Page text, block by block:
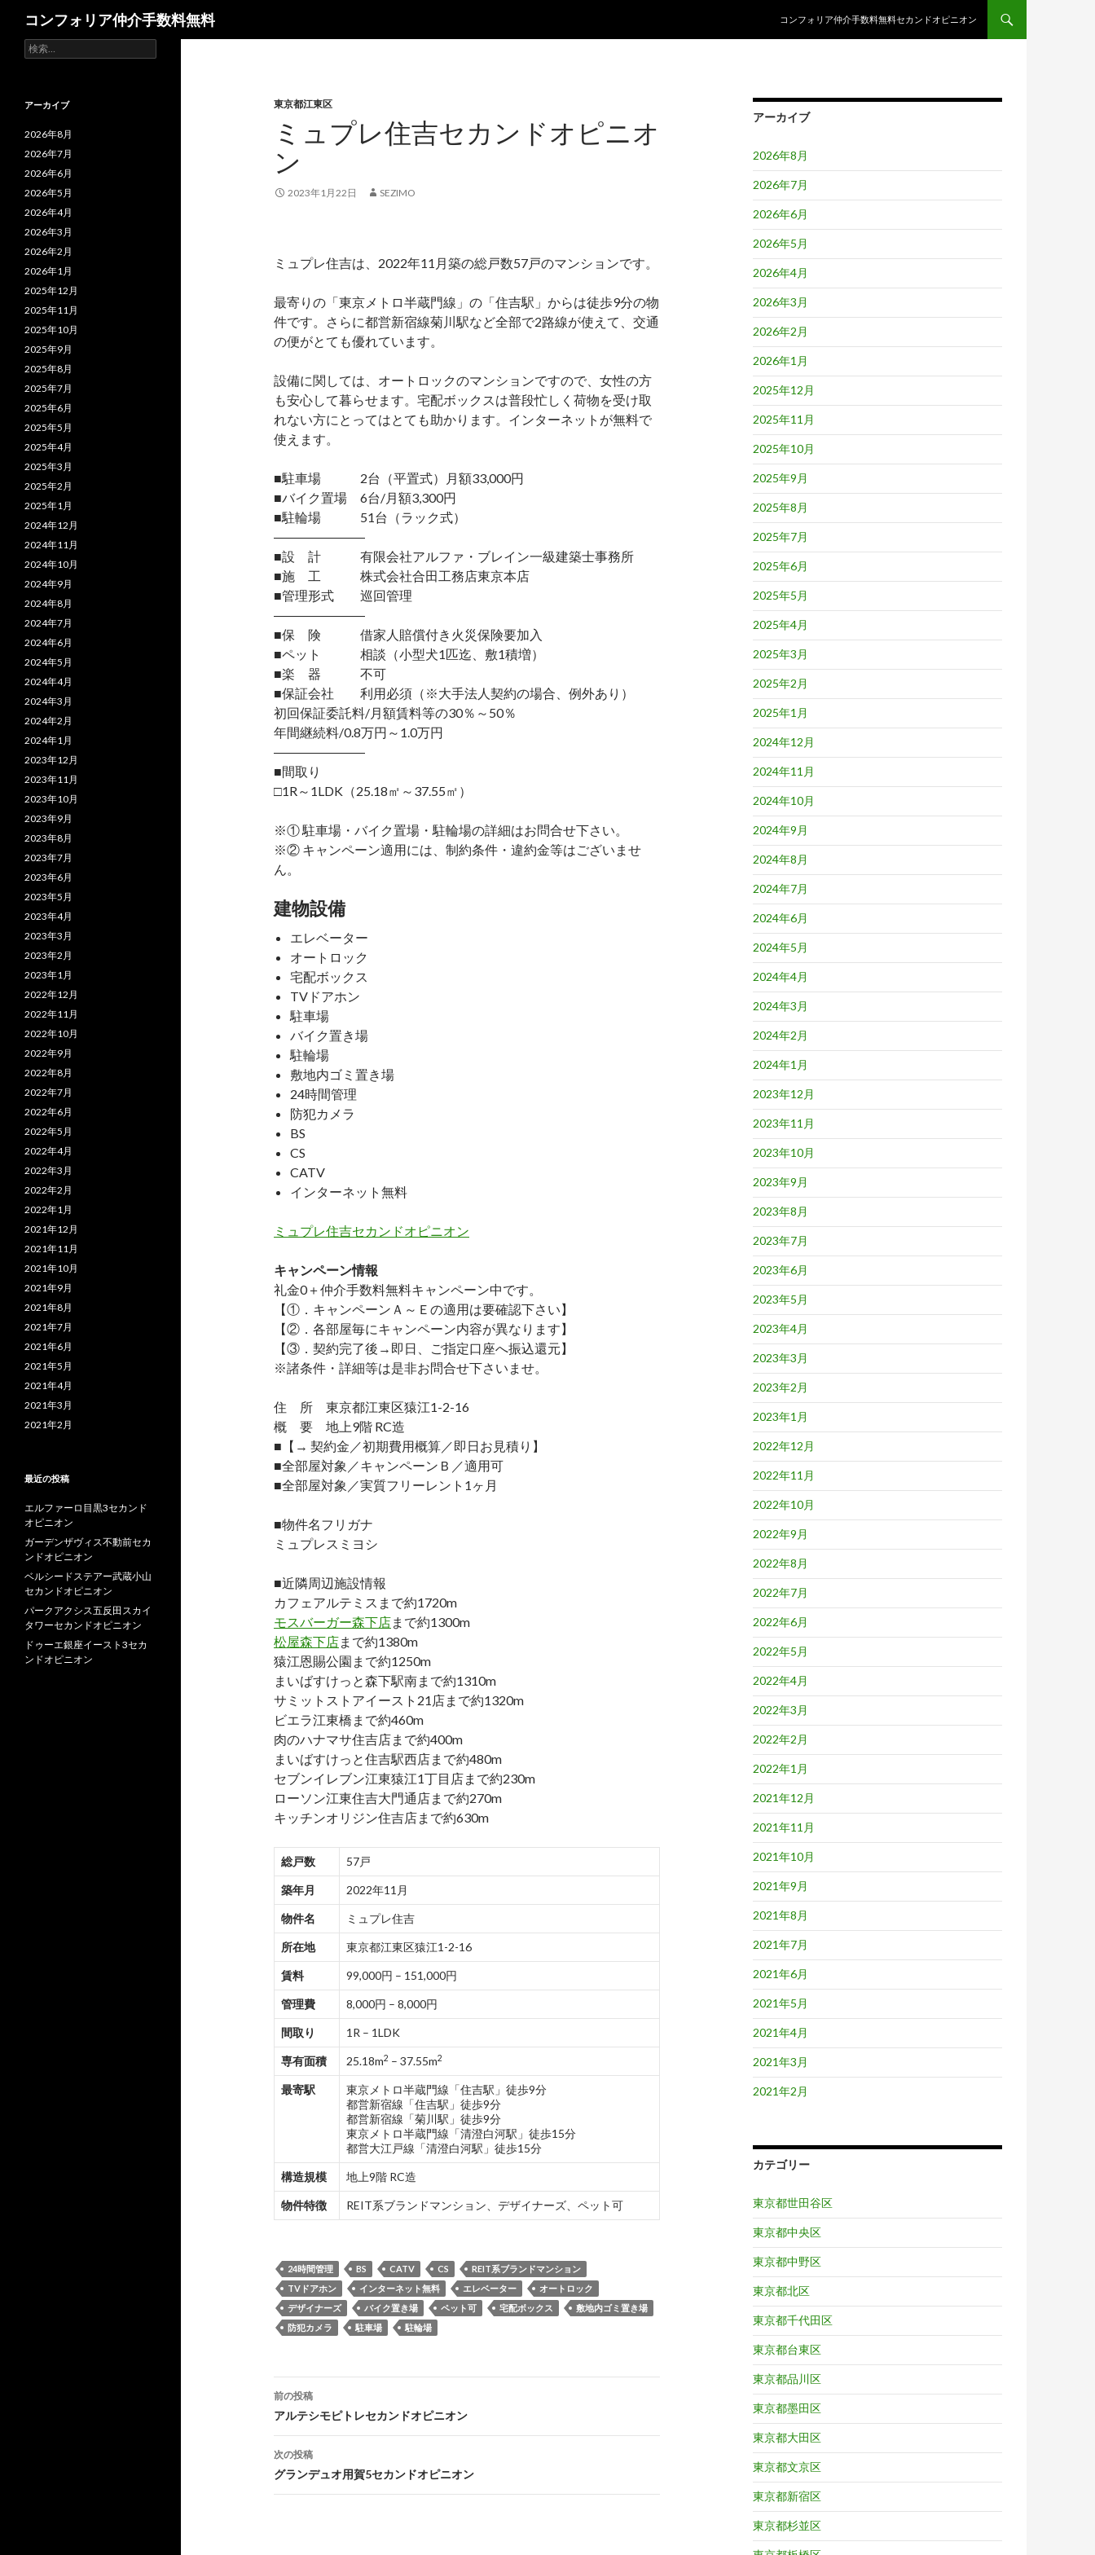
コンフォリア仲介手数料無料
コンフォリア仲介手数料無料セカンドオピニオン
東京都江東区
ミュプレ住吉セカンドオピニオ
ン
2023年1月22日 SEZIMO
ミュプレ住吉は、2022年11月築の総戸数57戸のマンションです。
最寄りの「東京メトロ半蔵門線」の「住吉駅」からは徒歩9分の物
件です。さらに都営新宿線菊川駅など全部で2路線が使えて、交通
の便がとても優れています。
設備に関しては、オートロックのマンションですので、女性の方
も安心して暮らせます。宅配ボックスは普段忙しく荷物を受け取
れない方にとってはとても助かります。インターネットが無料で
使えます。
■駐車場 2台（平置式）月額33,000円
■バイク置場 6台/月額3,300円
■駐輪場 51台（ラック式）
―――――――
■設 計 有限会社アルファ・ブレイン一級建築士事務所
■施 工 株式会社合田工務店東京本店
■管理形式 巡回管理
―――――――
■保 険 借家人賠償付き火災保険要加入
■ペット 相談（小型犬1匹迄、敷1積増）
■楽 器 不可
■保証会社 利用必須（※大手法人契約の場合、例外あり）
初回保証委託料/月額賃料等の30％～50％
年間継続料/0.8万円～1.0万円
―――――――
■間取り
□1R～1LDK（25.18㎡～37.55㎡）
※① 駐車場・バイク置場・駐輪場の詳細はお問合せ下さい。
※② キャンペーン適用には、制約条件・違約金等はございませ
ん。
建物設備
エレベーター
オートロック
宅配ボックス
TVドアホン
駐車場
バイク置き場
駐輪場
敷地内ゴミ置き場
24時間管理
防犯カメラ
BS
CS
CATV
インターネット無料
ミュプレ住吉セカンドオピニオン
キャンペーン情報
礼金0＋仲介手数料無料キャンペーン中です。
【①．キャンペーンＡ～Ｅの適用は要確認下さい】
【②．各部屋毎にキャンペーン内容が異なります】
【③．契約完了後→即日、ご指定口座へ振込還元】
※諸条件・詳細等は是非お問合せ下さいませ。
住 所 東京都江東区猿江1-2-16
概 要 地上9階 RC造
■【→ 契約金／初期費用概算／即日お見積り】
■全部屋対象／キャンペーンＢ／適用可
■全部屋対象／実質フリーレント1ヶ月
■物件名フリガナ
ミュプレスミヨシ
■近隣周辺施設情報
カフェアルテミスまで約1720m
モスバーガー森下店まで約1300m
松屋森下店まで約1380m
猿江恩賜公園まで約1250m
まいばすけっと森下駅南まで約1310m
サミットストアイースト21店まで約1320m
ビエラ江東橋まで約460m
肉のハナマサ住吉店まで約400m
まいばすけっと住吉駅西店まで約480m
セブンイレブン江東猿江1丁目店まで約230m
ローソン江東住吉大門通店まで約270m
キッチンオリジン住吉店まで約630m
総戸数 57戸
築年月 2022年11月
物件名 ミュプレ住吉
所在地 東京都江東区猿江1-2-16
賃料 99,000円 – 151,000円
管理費 8,000円 – 8,000円
間取り 1R – 1LDK
専有面積 25.18m2 – 37.55m2
最寄駅
東京メトロ半蔵門線「住吉駅」徒歩9分
都営新宿線「住吉駅」徒歩9分
都営新宿線「菊川駅」徒歩9分
東京メトロ半蔵門線「清澄白河駅」徒歩15分
都営大江戸線「清澄白河駅」徒歩15分
構造規模 地上9階 RC造
物件特徴 REIT系ブランドマンション、デザイナーズ、ペット可
24時間管理 BS CATV CS
REIT系ブランドマンション
TVドアホン
インターネット無料 エレベーター
オートロック
デザイナーズ
バイク置き場 ペット可 宅配ボックス
敷地内ゴミ置き場
防犯カメラ
駐車場 駐輪場
投
稿
ナ
ビ
ゲ
前の投稿
アルテシモピトレセカンドオピニオン
次の投稿
グランデュオ用賀5セカンドオピニオン
アーカイブ
2026年8月
2026年7月
2026年6月
2026年5月
2026年4月
2026年3月
2026年2月
2026年1月
2025年12月
2025年11月
2025年10月
2025年9月
2025年8月
2025年7月
2025年6月
2025年5月
2025年4月
2025年3月
2025年2月
2025年1月
2024年12月
2024年11月
2024年10月
2024年9月
2024年8月
2024年7月
2024年6月
2024年5月
2024年4月
2024年3月
2024年2月
2024年1月
2023年12月
2023年11月
2023年10月
2023年9月
2023年8月
2023年7月
2023年6月
2023年5月
2023年4月
2023年3月
2023年2月
2023年1月
2022年12月
2022年11月
2022年10月
2022年9月
2022年8月
2022年7月
2022年6月
2022年5月
2022年4月
2022年3月
2022年2月
2022年1月
2021年12月
2021年11月
2021年10月
2021年9月
2021年8月
2021年7月
2021年6月
2021年5月
2021年4月
2021年3月
2021年2月
カテゴリー
東京都世田谷区
東京都中央区
東京都中野区
東京都北区
東京都千代田区
東京都台東区
東京都品川区
東京都墨田区
東京都大田区
東京都文京区
東京都新宿区
東京都杉並区
検
索:
アーカイブ
2026年8月
2026年7月
2026年6月
2026年5月
2026年4月
2026年3月
2026年2月
2026年1月
2025年12月
2025年11月
2025年10月
2025年9月
2025年8月
2025年7月
2025年6月
2025年5月
2025年4月
2025年3月
2025年2月
2025年1月
2024年12月
2024年11月
2024年10月
2024年9月
2024年8月
2024年7月
2024年6月
2024年5月
2024年4月
2024年3月
2024年2月
2024年1月
2023年12月
2023年11月
2023年10月
2023年9月
2023年8月
2023年7月
2023年6月
2023年5月
2023年4月
2023年3月
2023年2月
2023年1月
2022年12月
2022年11月
2022年10月
2022年9月
2022年8月
2022年7月
2022年6月
2022年5月
2022年4月
2022年3月
2022年2月
2022年1月
2021年12月
2021年11月
2021年10月
2021年9月
2021年8月
2021年7月
2021年6月
2021年5月
2021年4月
2021年3月
2021年2月
最近の投稿
エルファーロ目黒3セカンド
オピニオン
ガーデンザヴィス不動前セカ
ンドオピニオン
ベルシードステアー武蔵小山
セカンドオピニオン
パークアクシス五反田スカイ
タワーセカンドオピニオン
ドゥーエ銀座イースト3セカ
ンドオピニオン